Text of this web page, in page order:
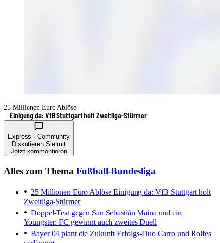
25 Millionen Euro Ablöse
Einigung da: VfB Stuttgart holt Zweitliga-Stürmer
Express · Community
Diskutieren Sie mit
Jetzt kommentieren
Alles zum Thema Fußball-Bundesliga
25 Millionen Euro Ablöse Einigung da: VfB Stuttgart holt
Zweitliga-Stürmer
Doppel-Test gegen San Sebastián Maina und ein
Youngster: FC gewinnt auch zweites Duell
Bayer 04 plant die Zukunft Erfolgs-Duo Carro und Rolfes